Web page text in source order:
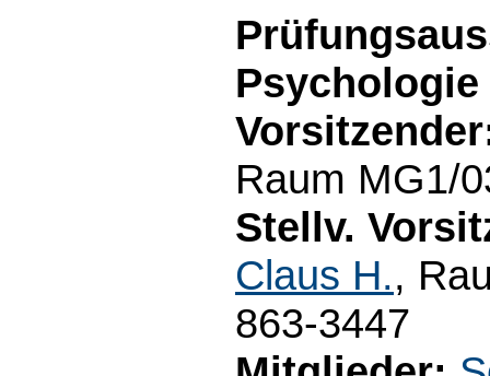
Psychologie
Raum MG1/
Stellv.
Claus H.,
863-3447